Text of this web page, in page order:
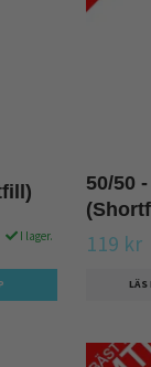
I lager.
50/50
119 kr
LÄS